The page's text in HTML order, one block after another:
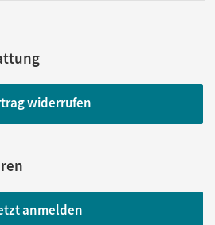
widerrufen
anmelden